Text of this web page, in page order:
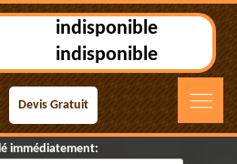
indisponible
indisponible
Devis Gratuit
immédiatement: